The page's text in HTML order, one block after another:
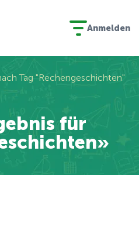
Anmelden
Tag "Rechengeschichten"
für